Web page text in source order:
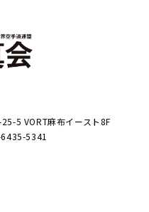
5 VORT麻布イースト8F
5341